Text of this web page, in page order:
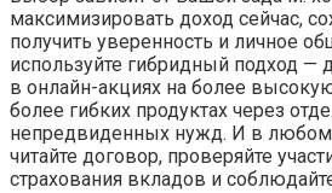
максимизировать доход сейчас,
получить уверенность и личное
используйте гибридный подход —
в онлайн-акциях на более
более гибких продуктах через
непредвиденных нужд. И в любом
читайте договор, проверяйте
страхования вкладов и